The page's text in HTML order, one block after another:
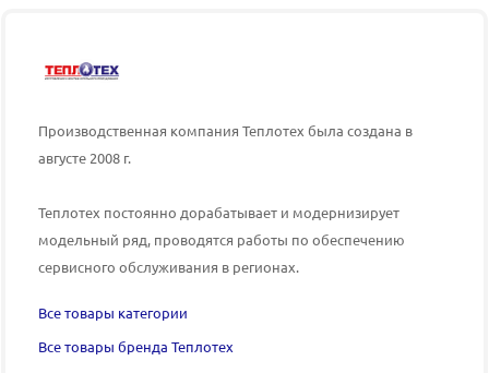
Производственная компания Теплотех была создана в
августе 2008 г.
Теплотех постоянно дорабатывает и модернизирует
модельный ряд, проводятся работы по обеспечению
сервисного обслуживания в регионах.
Все товары категории
Все товары бренда Теплотех